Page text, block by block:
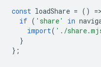
const loadShare = () =>
if ( 'share' in
import( './
}
};